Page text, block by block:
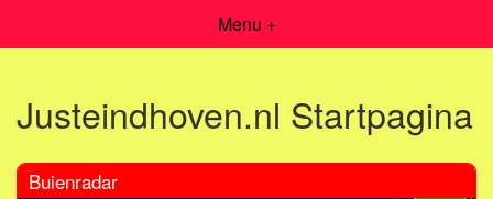
Menu +
Justeindhoven.nl Startpagina
Buienradar